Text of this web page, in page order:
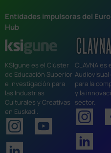
Entidades impulsoras del
Hub
KSIgune es el Clúster
de Educación Superior
e Investigación para
las Industrias
Culturales y Creativas
en Euskadi.
CLAVNA es
Audiovisual
para la
y la
sector.